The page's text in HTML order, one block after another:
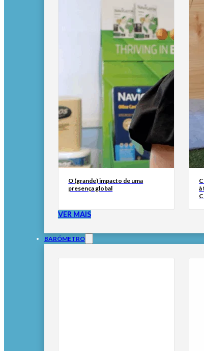
O (grande) impacto de uma
presença global
à
VER MAIS
BARÓMETRO